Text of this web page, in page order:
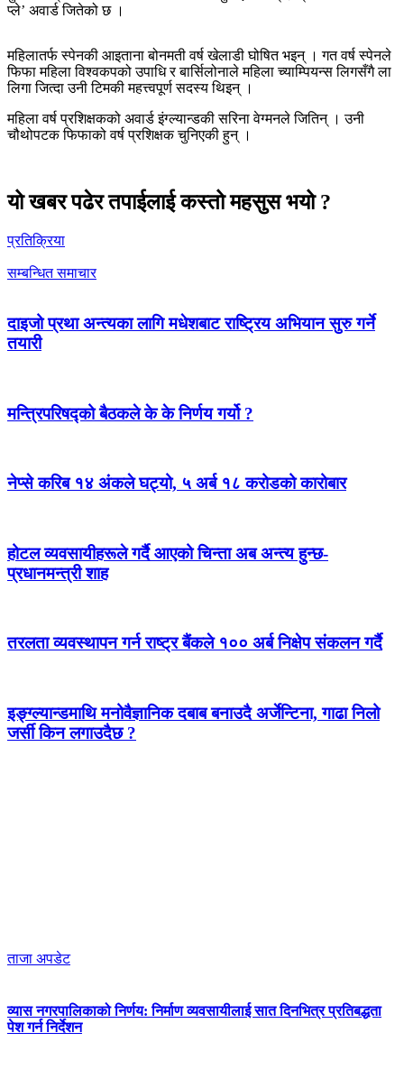
प्ले’ अवार्ड जितेको छ ।
महिलातर्फ स्पेनकी आइताना बोनमती वर्ष खेलाडी घोषित भइन् । गत वर्ष स्पेनले
फिफा महिला विश्वकपको उपाधि र बार्सिलोनाले महिला च्याम्पियन्स लिगसँगै ला
लिगा जित्दा उनी टिमकी महत्त्वपूर्ण सदस्य थिइन् ।
महिला वर्ष प्रशिक्षकको अवार्ड इंग्ल्यान्डकी सरिना वेग्मनले जितिन् । उनी
चौथोपटक फिफाको वर्ष प्रशिक्षक चुनिएकी हुन् ।
यो खबर पढेर तपाईलाई कस्तो महसुस भयो ?
प्रतिक्रिया
सम्बन्धित समाचार
दाइजो प्रथा अन्त्यका लागि मधेशबाट राष्ट्रिय अभियान सुरु गर्ने
तयारी
मन्त्रिपरिषद्को बैठकले के के निर्णय गर्यो ?
नेप्से करिब १४ अंकले घट्यो, ५ अर्ब १८ करोडको कारोबार
होटल व्यवसायीहरूले गर्दै आएको चिन्ता अब अन्त्य हुन्छ-
प्रधानमन्त्री शाह
तरलता व्यवस्थापन गर्न राष्ट्र बैंकले १०० अर्ब निक्षेप संकलन गर्दै
इङ्ग्ल्यान्डमाथि मनोवैज्ञानिक दबाब बनाउदै अर्जेन्टिना, गाढा निलो
जर्सी किन लगाउदैछ ?
ताजा अपडेट
व्यास नगरपालिकाको निर्णय: निर्माण व्यवसायीलाई सात दिनभित्र प्रतिबद्धता
पेश गर्न निर्देशन